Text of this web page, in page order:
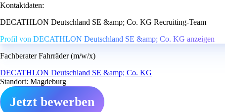
Kontaktdaten:
DECATHLON Deutschland SE &amp; Co. KG Recruiting-Team
Profil von DECATHLON Deutschland SE &amp; Co. KG anzeigen
Fachberater Fahrräder (m/w/x)
DECATHLON Deutschland SE &amp; Co. KG
Standort: Magdeburg
Jetzt bewerben